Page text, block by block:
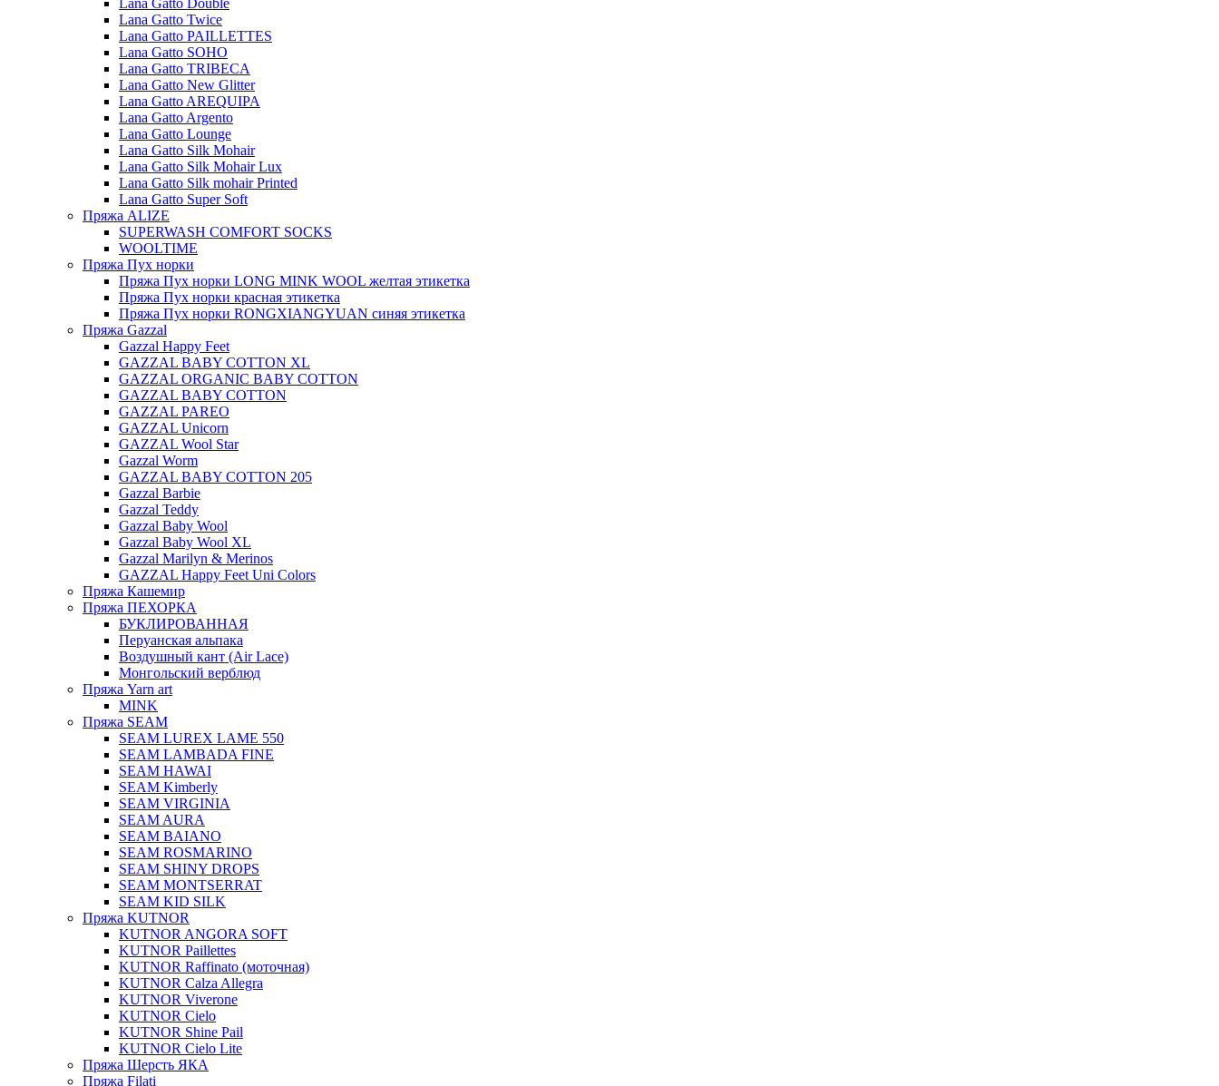
Lana Gatto Double
Lana Gatto Twice
Lana Gatto PAILLETTES
Lana Gatto SOHO
Lana Gatto TRIBECA
Lana Gatto New Glitter
Lana Gatto AREQUIPA
Lana Gatto Argento
Lana Gatto Lounge
Lana Gatto Silk Mohair
Lana Gatto Silk Mohair Lux
Lana Gatto Silk mohair Printed
Lana Gatto Super Soft
Пряжа ALIZE
SUPERWASH COMFORT SOCKS
WOOLTIME
Пряжа Пух норки
Пряжа Пух норки LONG MINK WOOL желтая этикетка
Пряжа Пух норки красная этикетка
Пряжа Пух норки RONGXIANGYUAN синяя этикетка
Пряжа Gazzal
Gazzal Happy Feet
GAZZAL BABY COTTON XL
GAZZAL ORGANIC BABY COTTON
GAZZAL BABY COTTON
GAZZAL PAREO
GAZZAL Unicorn
GAZZAL Wool Star
Gazzal Worm
GAZZAL BABY COTTON 205
Gazzal Barbie
Gazzal Teddy
Gazzal Baby Wool
Gazzal Baby Wool XL
Gazzal Marilyn & Merinos
GAZZAL Happy Feet Uni Colors
Пряжа Кашемир
Пряжа ПЕХОРКА
БУКЛИРОВАННАЯ
Перуанская альпака
Воздушный кант (Air Lace)
Монгольский верблюд
Пряжа Yarn art
MINK
Пряжа SEAM
SEAM LUREX LAME 550
SEAM LAMBADA FINE
SEAM HAWAI
SEAM Kimberly
SEAM VIRGINIA
SEAM AURA
SEAM BAIANO
SEAM ROSMARINO
SEAM SHINY DROPS
SEAM MONTSERRAT
SEAM KID SILK
Пряжа KUTNOR
KUTNOR ANGORA SOFT
KUTNOR Paillettes
KUTNOR Raffinato (моточная)
KUTNOR Calza Allegra
KUTNOR Viverone
KUTNOR Cielo
KUTNOR Shine Pail
KUTNOR Cielo Lite
Пряжа Шерсть ЯКА
Пряжа Filati